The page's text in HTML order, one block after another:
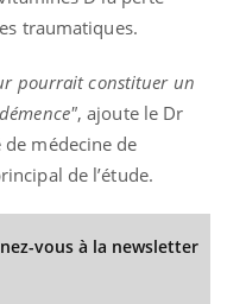
traumatiques.
pourrait constituer un
, ajoute le Dr
de médecine de
de l’étude.
vous à la newsletter